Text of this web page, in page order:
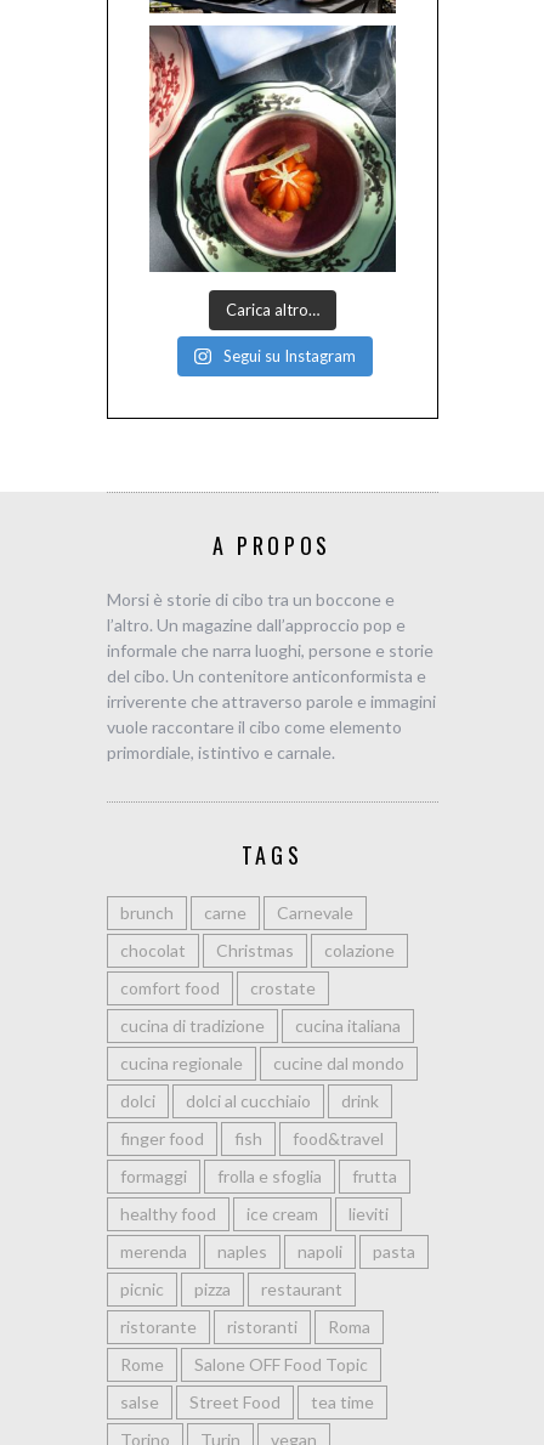
Carica altro…
Segui su Instagram
A PROPOS
Morsi è storie di cibo tra un boccone e
l’altro. Un magazine dall’approccio pop e
informale che narra luoghi, persone e storie
del cibo. Un contenitore anticonformista e
irriverente che attraverso parole e immagini
vuole raccontare il cibo come elemento
primordiale, istintivo e carnale.
TAGS
brunch carne
Carnevale
chocolat
Christmas
colazione
comfort food
crostate
cucina di tradizione
cucina italiana
cucina regionale
cucine dal mondo
dolci
dolci al cucchiaio
drink
finger food
fish
food&travel
formaggi
frolla e sfoglia
frutta
healthy food
ice cream
lieviti
merenda
naples napoli
pasta
picnic
pizza
restaurant
ristorante
ristoranti
Roma
Rome
Salone OFF Food Topic
salse
Street Food
tea time
Torino
Turin vegan